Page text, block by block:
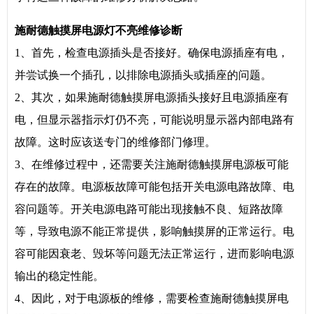
施耐德触摸屏电源灯不亮维修诊断
1、首先，检查电源插头是否接好。确保电源插座有电，
并尝试换一个插孔，以排除电源插头或插座的问题。
2、其次，如果施耐德触摸屏电源插头接好且电源插座有
电，但显示器指示灯仍不亮，可能说明显示器内部电路有
故障。这时应该送专门的维修部门修理。
3、在维修过程中，还需要关注施耐德触摸屏电源板可能
存在的故障。电源板故障可能包括开关电源电路故障、电
容问题等。开关电源电路可能出现接触不良、短路故障
等，导致电源不能正常提供，影响触摸屏的正常运行。电
容可能因衰老、毁坏等问题无法正常运行，进而影响电源
输出的稳定性能。
4、因此，对于电源板的维修，需要检查施耐德触摸屏电